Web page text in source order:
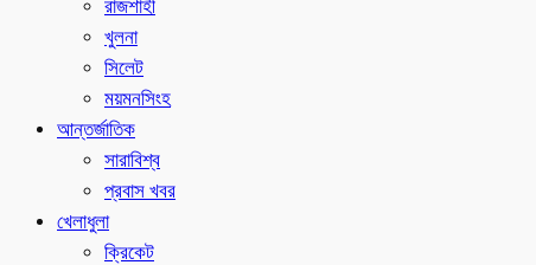
রাজশাহী
খুলনা
সিলেট
ময়মনসিংহ
আন্তর্জাতিক
সারাবিশ্ব
প্রবাস খবর
খেলাধুলা
ক্রিকেট